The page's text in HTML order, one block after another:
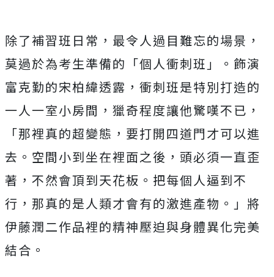
除了補習班日常，最令人過目難忘的場景，
莫過於為考生準備的「個人衝刺班」。飾演
富克勤的宋柏緯透露， 衝刺班是特別打造的
一人一室小房間，獵奇程度讓他驚嘆不已，
「那裡真的超變態，要打開四道門才可以進
去。 空間小到坐在裡面之後，頭必須一直歪
著，不然會頂到天花板。 把每個人逼到不
行，那真的是人類才會有的激進產物。」 將
伊藤潤二作品裡的精神壓迫與身體異化完美
結合。